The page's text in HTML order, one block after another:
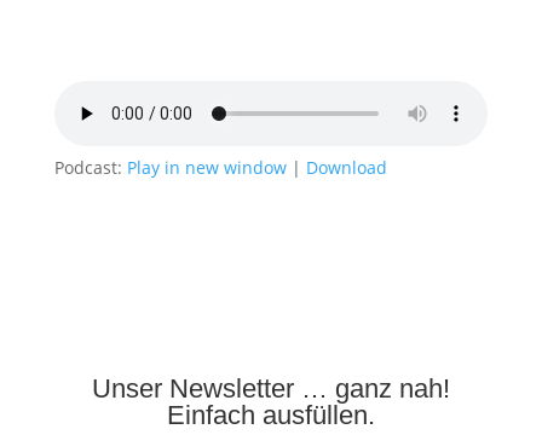
Podcast: Play in new window| Download
Unser Newsletter … ganz nah!
Einfach ausfüllen.